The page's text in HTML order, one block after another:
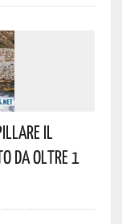
Il
Da Oltre 1